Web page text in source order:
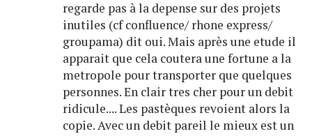
regarde pas à la depense sur des projets
inutiles (cf confluence/ rhone express/
groupama) dit oui. Mais après une etude il
apparait que cela coutera une fortune a la
metropole pour transporter que quelques
personnes. En clair tres cher pour un debit
ridicule.... Les pastèques revoient alors la
copie. Avec un debit pareil le mieux est un